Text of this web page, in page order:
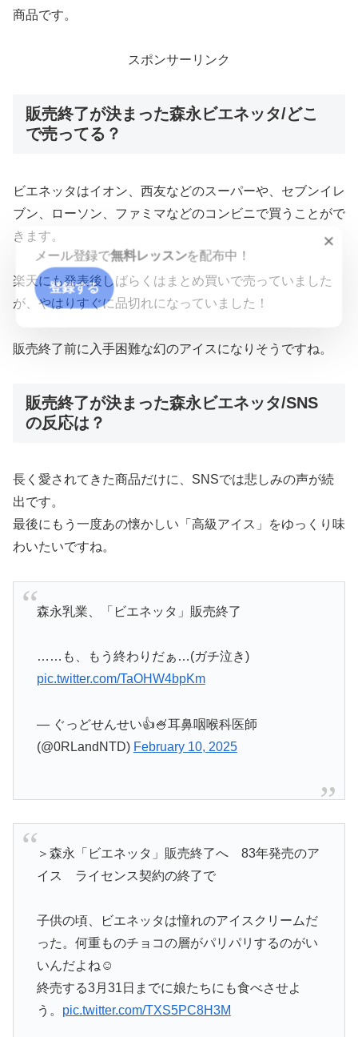
商品です。
スポンサーリンク
販売終了が決まった森永ビエネッタ/どこ
で売ってる？
ビエネッタはイオン、西友などのスーパーや、セブンイレ
ブン、ローソン、ファミマなどのコンビニで買うことがで
きます。
楽天にも発表後しばらくはまとめ買いで売っていました
が、やはりすぐに品切れになっていました！
販売終了前に入手困難な幻のアイスになりそうですね。
販売終了が決まった森永ビエネッタ/SNS
の反応は？
長く愛されてきた商品だけに、SNSでは悲しみの声が続
出です。
最後にもう一度あの懐かしい「高級アイス」をゆっくり味
わいたいですね。
森永乳業、「ビエネッタ」販売終了
……も、もう終わりだぁ…(ガチ泣き)
pic.twitter.com/TaOHW4bpKm
— ぐっどせんせい👍🍧耳鼻咽喉科医師
(@0RLandNTD) February 10, 2025
＞森永「ビエネッタ」販売終了へ 83年発売のア
イス ライセンス契約の終了で
子供の頃、ビエネッタは憧れのアイスクリームだ
った。何重ものチョコの層がパリパリするのがい
いんだよね☺️
終売する3月31日までに娘たちにも食べさせよ
う。 pic.twitter.com/TXS5PC8H3M
×
メール登録で無料レッスンを配布中！
登録する